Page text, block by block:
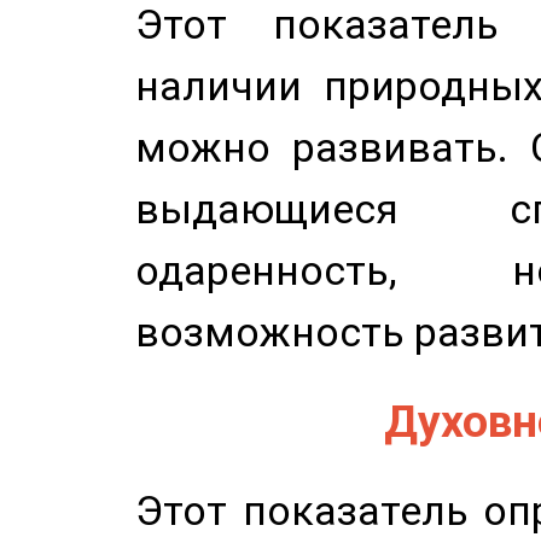
Этот показатель
наличии
можно развивать.
выдающиеся
одаренность,
возможность
Этот показатель